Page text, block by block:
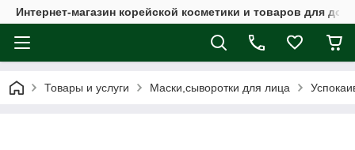
Интернет-магазин корейской косметики и товаров для
Товары и услуги Маски,сыворотки для лица